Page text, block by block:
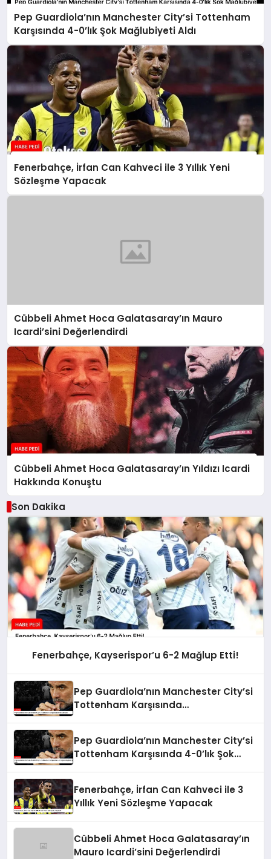
Pep Guardiola’nın Manchester City’si Tottenham
Karşısında 4-0’lık Şok Mağlubiyeti Aldı
Fenerbahçe, İrfan Can Kahveci ile 3 Yıllık Yeni
Sözleşme Yapacak
Cübbeli Ahmet Hoca Galatasaray’ın Mauro
Icardi’sini Değerlendirdi
Cübbeli Ahmet Hoca Galatasaray’ın Yıldızı Icardi
Hakkında Konuştu
Son Dakika
Fenerbahçe, Kayserispor’u 6-2 Mağlup Etti!
Pep Guardiola’nın Manchester City’si
Tottenham Karşısında
Pep Guardiola’nın Manchester City’si
Tottenham Karşısında 4-0’lık Şok
Fenerbahçe, İrfan Can Kahveci ile 3
Yıllık Yeni Sözleşme Yapacak
Cübbeli Ahmet Hoca Galatasaray’ın
Mauro Icardi’sini Değerlendirdi